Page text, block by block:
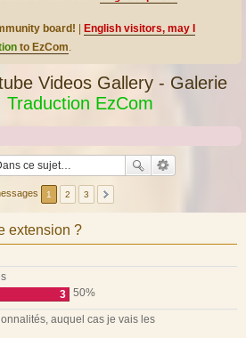
board!
English visitors, may I
to EzCom.
Videos Gallery - Galerie
Traduction EzCom
1 2 3
extension ?
3 50%
auquel cas je vais les